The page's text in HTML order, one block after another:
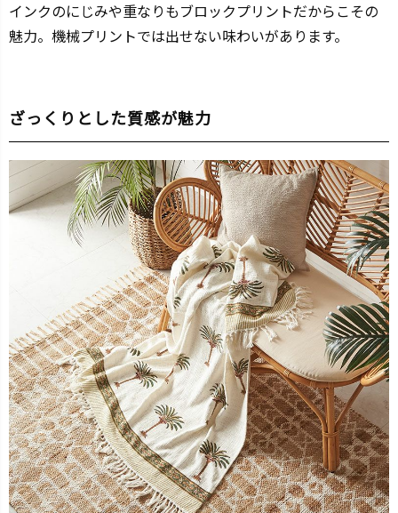
インクのにじみや重なりもブロックプリントだからこその
魅力。機械プリントでは出せない味わいがあります。
ざっくりとした質感が魅力